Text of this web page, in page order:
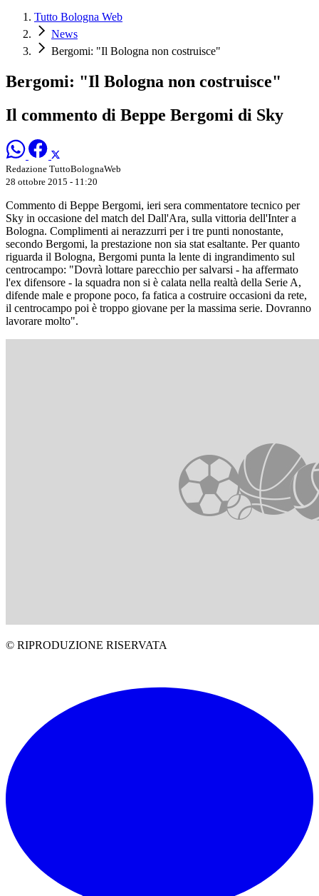
Tutto Bologna Web
News
Bergomi: "Il Bologna non costruisce"
Bergomi: "Il Bologna non costruisce"
Il commento di Beppe Bergomi di Sky
Redazione TuttoBolognaWeb
28 ottobre 2015 - 11:20
Commento di Beppe Bergomi, ieri sera commentatore tecnico per
Sky in occasione del match del Dall'Ara, sulla vittoria dell'Inter a
Bologna. Complimenti ai nerazzurri per i tre punti nonostante,
secondo Bergomi, la prestazione non sia stat esaltante. Per quanto
riguarda il Bologna, Bergomi punta la lente di ingrandimento sul
centrocampo: "Dovrà lottare parecchio per salvarsi - ha affermato
l'ex difensore - la squadra non si è calata nella realtà della Serie A,
difende male e propone poco, fa fatica a costruire occasioni da rete,
il centrocampo poi è troppo giovane per la massima serie. Dovranno
lavorare molto".
© RIPRODUZIONE RISERVATA